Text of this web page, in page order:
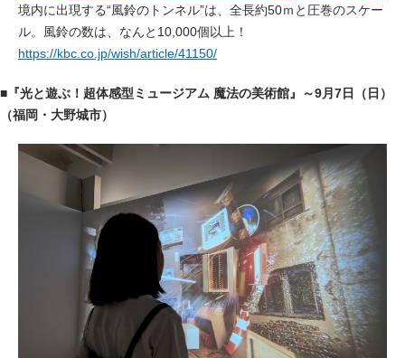
境内に出現する“風鈴のトンネル”は、全長約50ｍと圧巻のスケー
ル。風鈴の数は、なんと10,000個以上！
https://kbc.co.jp/wish/article/41150/
■『光と遊ぶ！超体感型ミュージアム 魔法の美術館』～9月7日（日）
（福岡・大野城市）